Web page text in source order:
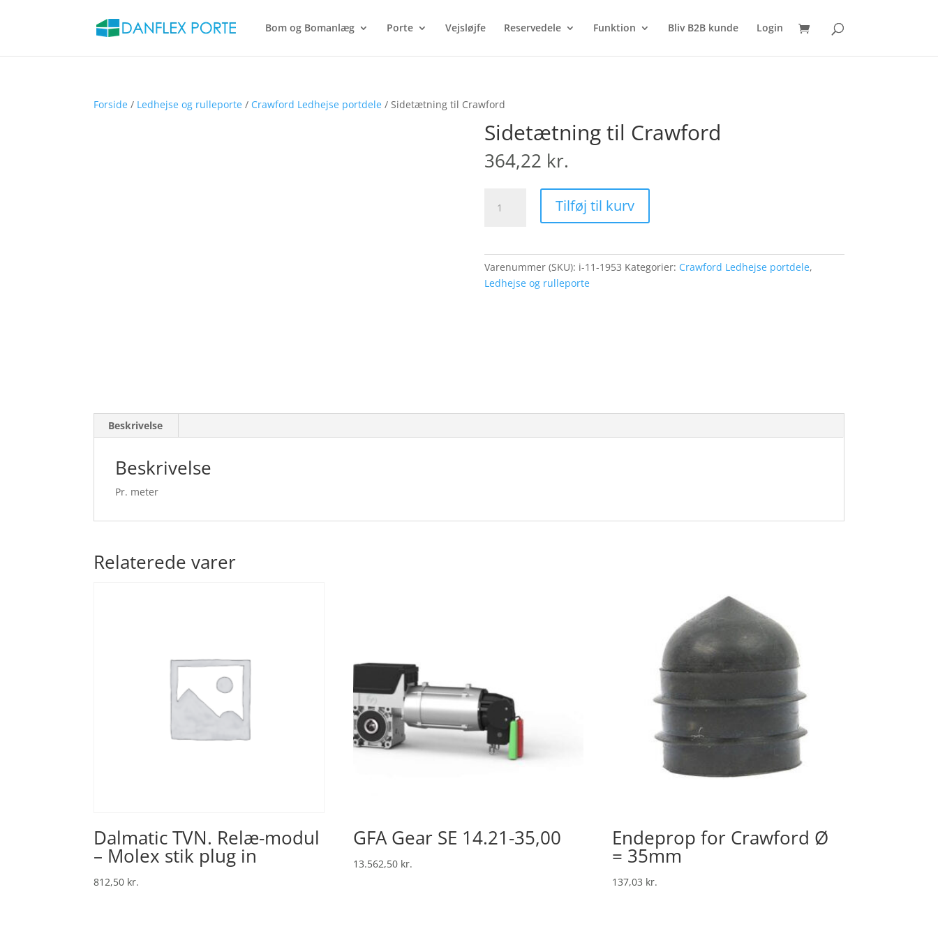
Bom og Bomanlæg Porte Vejsløjfe Reservedele Funktion Bliv B2B kunde Login
Forside / Ledhejse og rulleporte / Crawford Ledhejse portdele / Sidetætning til Crawford
Sidetætning til Crawford
364,22 kr.
Tilføj til kurv
Varenummer (SKU): i-11-1953 Kategorier: Crawford Ledhejse portdele,
Ledhejse og rulleporte
Beskrivelse
Beskrivelse
Pr. meter
Relaterede varer
Dalmatic TVN. Relæ-modul
– Molex stik plug in
812,50 kr.
GFA Gear SE 14.21-35,00
13.562,50 kr.
Endeprop for Crawford Ø
= 35mm
137,03 kr.